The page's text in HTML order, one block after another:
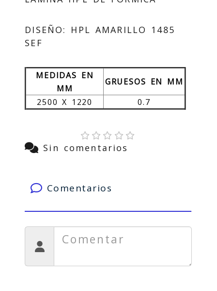
DISEÑO: HPL AMARILLO 1485
SEF
MEDIDAS EN
MM
GRUESOS EN MM
2500 X 1220
0.7
Sin comentarios
Comentarios